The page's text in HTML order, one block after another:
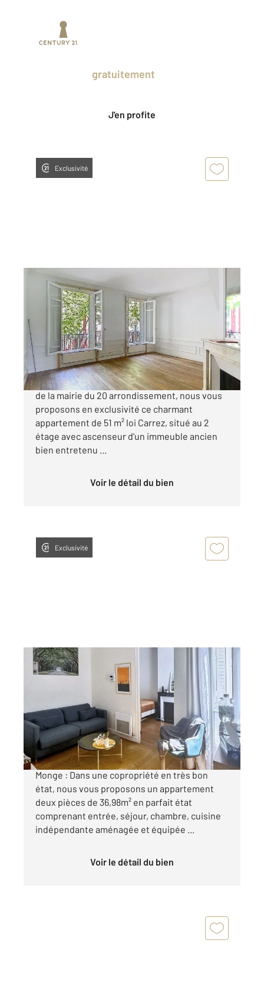
gratuitement
J'en profite
Exclusivité
PARIS 75020
51,06 m2, 2 pièces
Ref : 31825
Appartement F2 à vendre
470 000 €
À deux minutes à pied du métro Gambetta et
de la mairie du 20 arrondissement, nous vous
proposons en exclusivité ce charmant
appartement de 51 m² loi Carrez, situé au 2
étage avec ascenseur d'un immeuble ancien
bien entretenu ...
Voir le détail du bien
Exclusivité
PARIS 75005
36,98 m2, 2 pièces
Appartement F2 à vendre
514 000 €
Rue Larrey a deux minutes à pied de la place
Monge : Dans une copropriété en très bon
état, nous vous proposons un appartement
deux pièces de 36,98m² en parfait état
comprenant entrée, séjour, chambre, cuisine
indépendante aménagée et équipée ...
Voir le détail du bien